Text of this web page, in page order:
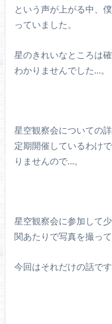
という声が上がる中、
っていました。
星のきれいなところは
わかりませんでした…。
星空観察会についての
定期開催しているわけ
りませんので…。
星空観察会に参加して
関あたりで写真を撮って
今回はそれだけの話です